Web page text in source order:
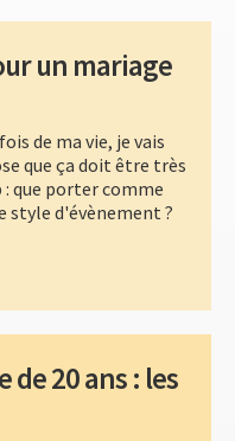
un mariage
de ma vie, je vais
que ça doit être très
: que porter comme
style d'évènement ?
de 20 ans : les